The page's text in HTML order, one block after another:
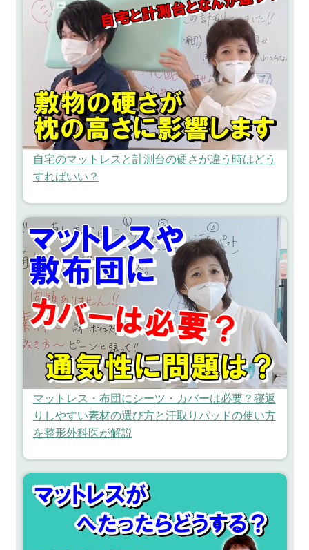
自宅のマットレスと計測台の硬さが違う時はどう
すればいい？
マットレス・布団にシーツ・カバーは必要？寝返
りしやすい素材の選び方と汗取りパッドの使い方
を整形外科医が解説